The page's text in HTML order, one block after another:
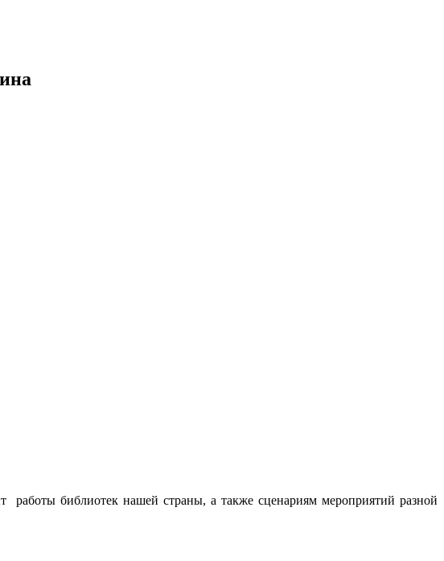
библиотек нашей страны, а также сценариям мероприятий разной